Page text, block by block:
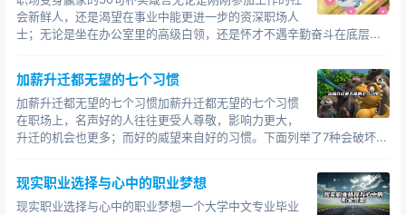
3
懒癌晚期，如何抢救？
懒，阻止了我们成为更好的自己，让我们的人生变得
黯然无光，如何让自己变得勤奋、努力呢？
有三点总结。
会新鲜人，还是渴望在事业中能更进一步的资深职场人
士；无论是坐在办公室里的高级白领，还是怀才不遇辛勤奋斗在底层...
加薪升迁都无望的七个习惯
加薪升迁都无望的七个习惯加薪升迁都无望的七个习惯
在职场上，名声好的人往往更受人尊敬，影响力更大，
升迁的机会也更多；而好的威望来自好的习惯。下面列举了7种会破坏...
现实职业选择与心中的职业梦想
现实职业选择与心中的职业梦想一个大学中文专业毕业